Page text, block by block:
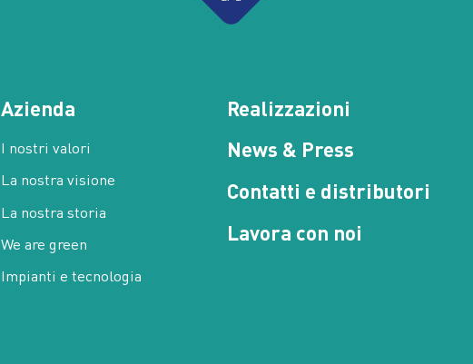
Azienda
I nostri valori
La nostra visione
La nostra storia
We are green
Impianti e tecnologia
Realizzazioni
News & Press
Contatti e distributori
Lavora con noi